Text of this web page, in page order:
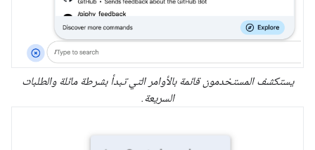
يستكشف المستخدمون قائمة بالأوامر التي تبدأ بشرطة مائلة والطلبات
السريعة.